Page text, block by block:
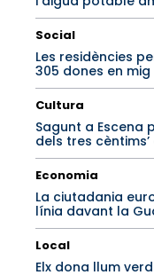
Social
Les residències
305 dones en mig
Cultura
Sagunt a Escena
dels tres
Economia
La ciutadania
línia davant la
Local
Elx dona llum